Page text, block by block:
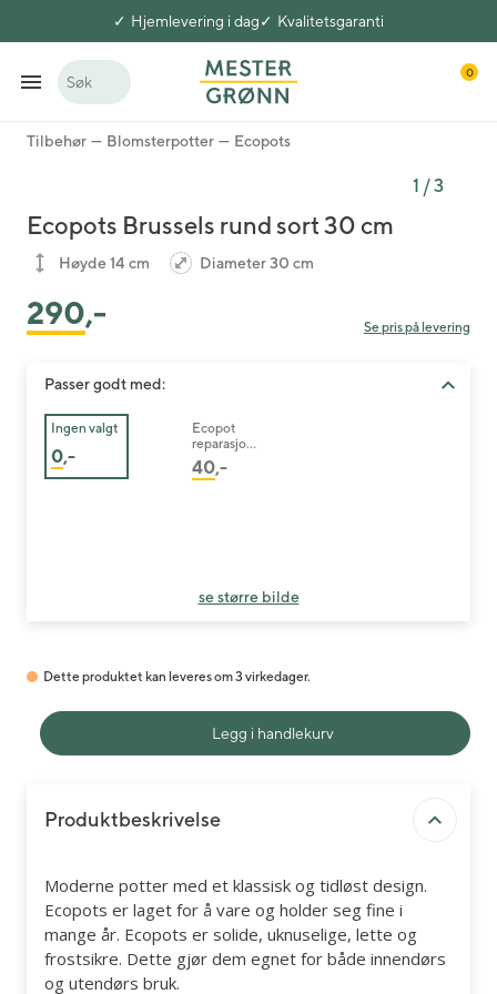
Hjemlevering i dag Kvalitetsgaranti
Søk
0
Tilbehør Blomsterpotter Ecopots
1 /3
Ecopots Brussels rund sort 30 cm
Høyde 14 cm Diameter 30 cm
290,- Se pris på levering
Passer godt med:
Ingen valgt
0,-
Ecopot
reparasjons
svamp sort
40,-
se større bilde
Dette produktet kan leveres om 3 virkedager.
Legg i handlekurv
Produktbeskrivelse
Moderne potter med et klassisk og tidløst design.
Ecopots er laget for å vare og holder seg fine i
mange år. Ecopots er solide, uknuselige, lette og
frostsikre. Dette gjør dem egnet for både innendørs
og utendørs bruk.